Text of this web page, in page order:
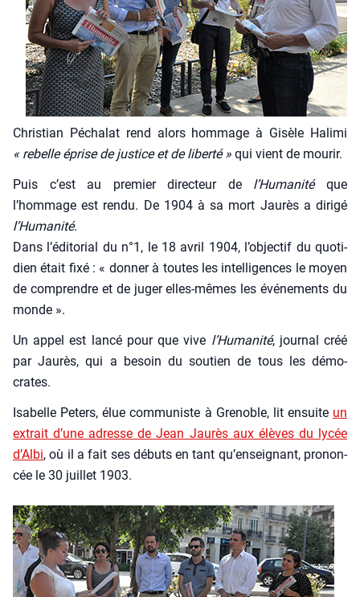
Chris­tian Pécha­lat rend alors hom­mage à Gisèle Hali­mi
« rebelle éprise de jus­tice et de liber­té » qui vient de mou­rir.
Puis c’est au pre­mier direc­teur de l’Humanitéque
l’hommage est ren­du. De 1904 à sa mort Jau­rès a diri­gé
l’Humanité.
Dans l’éditorial du n°1, le 18 avril 1904, l’objectif du quo­ti­
dien était fixé : « don­ner à toutes les intel­li­gences le moyen
de com­prendre et de juger elles-mêmes les évé­ne­ments du
monde ».
Un appel est lan­cé pour que vive l’Humanité, jour­nal créé
par Jau­rès, qui a besoin du sou­tien de tous les démo­
crates.
Isa­belle Peters, élue com­mu­niste à Gre­noble, lit ensuite un
extrait d’une adresse de Jean Jau­rès aux élèves du lycée
d’Albi, où il a fait ses débuts en tant qu’enseignant, pro­non­
cée le 30 juillet 1903.